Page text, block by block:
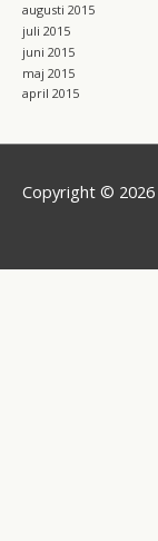
augusti 2015
juli 2015
juni 2015
maj 2015
april 2015
Copyright © 2026